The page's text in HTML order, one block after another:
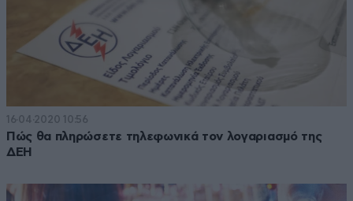
16·04·2020 10:56
Πώς θα πληρώσετε τηλεφωνικά τον λογαριασμό της
ΔΕΗ